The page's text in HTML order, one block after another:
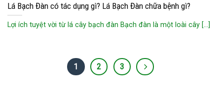
Lá Bạch Đàn có tác dụng gì? Lá Bạch Đàn chữa bệnh gì?
Lợi ích tuyệt vời từ lá cây bạch đàn Bạch đàn là một loài cây [...]
1 2 3